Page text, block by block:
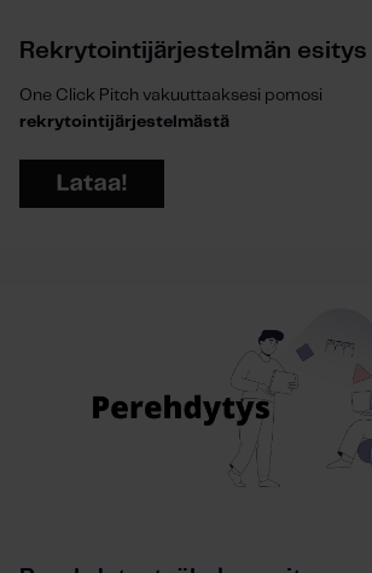
Rekrytointijärjestelmän esitys
One Click Pitch vakuuttaaksesi pomosi
rekrytointijärjestelmästä